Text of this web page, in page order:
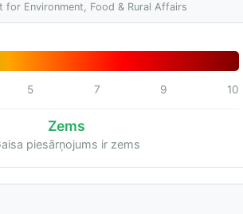
for Environment, Food & Rural Affairs
5 7 9 10
Zems
piesārņojums ir zems